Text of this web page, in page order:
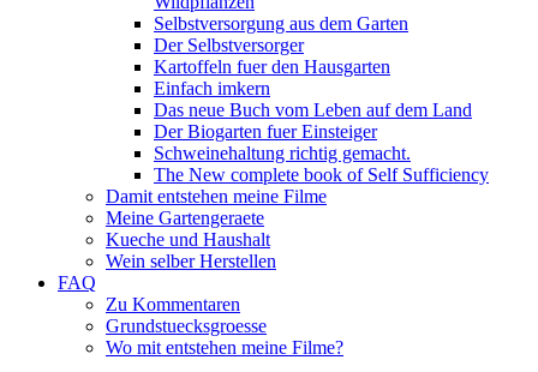
Selbstversorgung aus dem Garten
Der Selbstversorger
Kartoffeln fuer den Hausgarten
Einfach imkern
Das neue Buch vom Leben auf dem Land
Der Biogarten fuer Einsteiger
Schweinehaltung richtig gemacht.
The New complete book of Self Sufficiency
Damit entstehen meine Filme
Meine Gartengeraete
Kueche und Haushalt
Wein selber Herstellen
FAQ
Zu Kommentaren
Grundstuecksgroesse
Wo mit entstehen meine Filme?